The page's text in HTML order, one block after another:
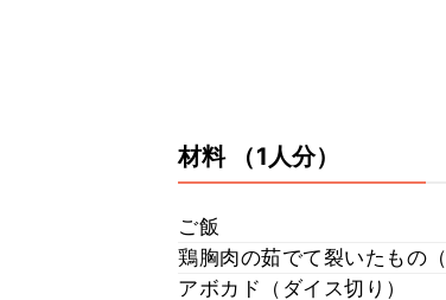
材料 （1人分）
ご飯
鶏胸肉の茹でて裂いたもの
アボカド（ダイス切り）